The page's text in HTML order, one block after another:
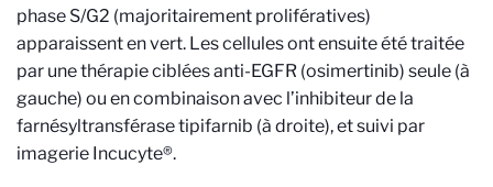
phase S/G2 (majoritairement prolifératives)
apparaissent en vert. Les cellules ont ensuite été traitée
par une thérapie ciblées anti-EGFR (osimertinib) seule (à
gauche) ou en combinaison avec l’inhibiteur de la
farnésyltransférase tipifarnib (à droite), et suivi par
imagerie Incucyte®.